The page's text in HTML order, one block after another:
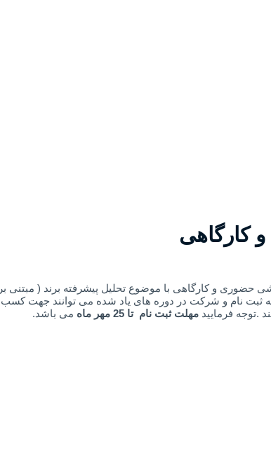
کارگاهی
دوره های آموزشی حضوری و کارگاهی با موضوع تحلیل پیشرفته برند ( مبتنی بر
ثبت نام و شرکت در دوره های یاد شده می توانند جهت کسب
.توجه فرمایید مهلت ثبت نام تا 25 مهر ماه می باشد.